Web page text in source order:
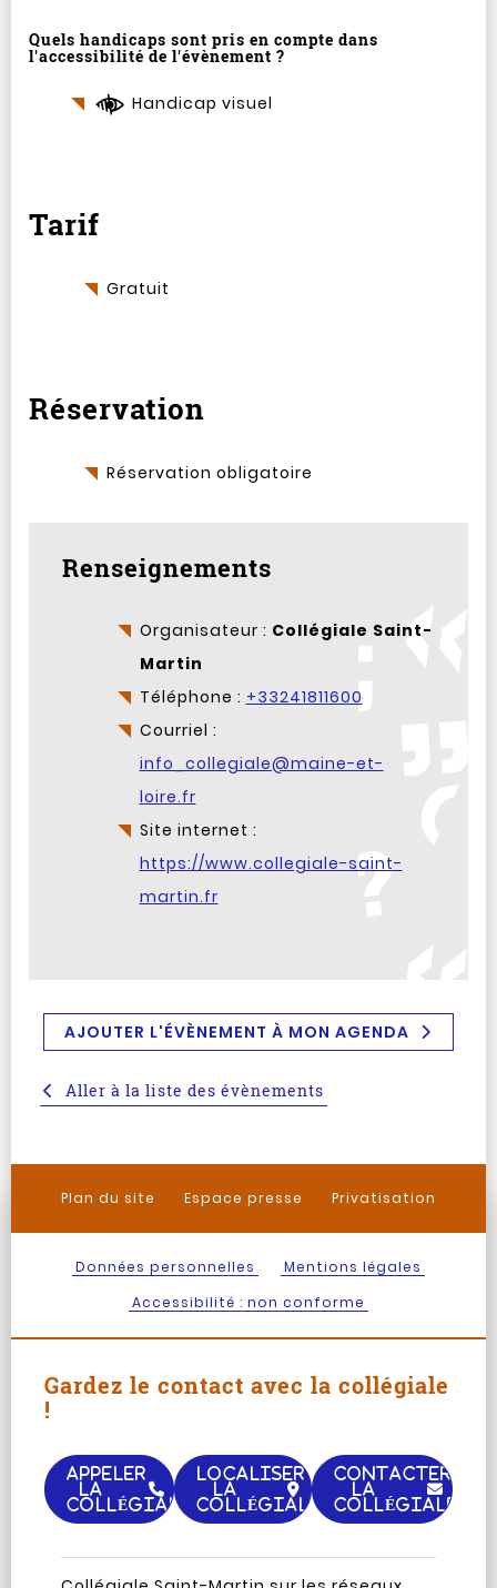
Quels handicaps sont pris en compte dans
l'accessibilité de l'évènement ?
Handicap visuel
Tarif
Gratuit
Réservation
Réservation obligatoire
Renseignements
Organisateur : Collégiale Saint-
Martin
Téléphone : +33241811600
Courriel :
info_collegiale@maine-et-
loire.fr
Site internet :
https://www.collegiale-saint-
martin.fr
AJOUTER L'ÉVÈNEMENT À MON AGENDA
Aller à la liste des évènements
Plan du site Espace presse Privatisation
Données personnelles
Mentions légales
Accessibilité : non conforme
Gardez le contact avec la collégiale
!
APPELER
LA
COLLÉGIALE
LOCALISER
LA
COLLÉGIALE
CONTACTER
LA
COLLÉGIALE
Page